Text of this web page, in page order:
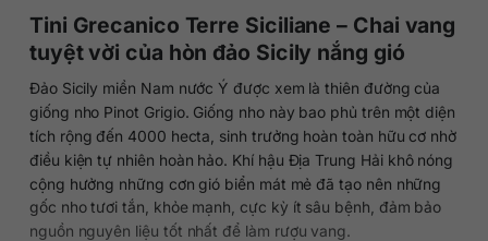
Tini Grecanico Terre Siciliane – Chai vang
tuyệt vời của hòn đảo Sicily nắng gió
Đảo Sicily miền Nam nước Ý được xem là thiên đường của
giống nho Pinot Grigio. Giống nho này bao phủ trên một diện
tích rộng đến 4000 hecta, sinh trưởng hoàn toàn hữu cơ nhờ
điều kiện tự nhiên hoàn hảo. Khí hậu Địa Trung Hải khô nóng
cộng hưởng những cơn gió biển mát mẻ đã tạo nên những
gốc nho tươi tắn, khỏe mạnh, cực kỳ ít sâu bệnh, đảm bảo
nguồn nguyên liệu tốt nhất để làm rượu vang.